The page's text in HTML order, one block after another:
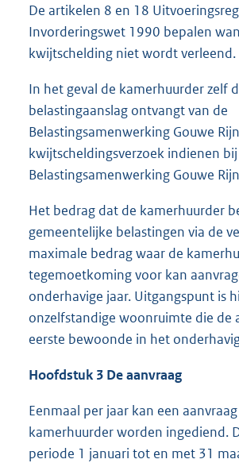
De artikelen 8 en 18
Invorderingswet 1990 bepalen
kwijtschelding niet wordt verleend.
In het geval de kamerhuurder zelf
belastingaanslag ontvangt van de
Belastingsamenwerking Gouwe
kwijtscheldingsverzoek indienen
Belastingsamenwerking Gouwe
Het bedrag dat de kamerhuurder
gemeentelijke belastingen via de
maximale bedrag waar de
tegemoetkoming voor kan
onderhavige jaar. Uitgangspunt is
onzelfstandige woonruimte die de
eerste bewoonde in het
Hoofdstuk 3 De aanvraag
Eenmaal per jaar kan een
kamerhuurder worden ingediend.
periode 1 januari tot en met 31